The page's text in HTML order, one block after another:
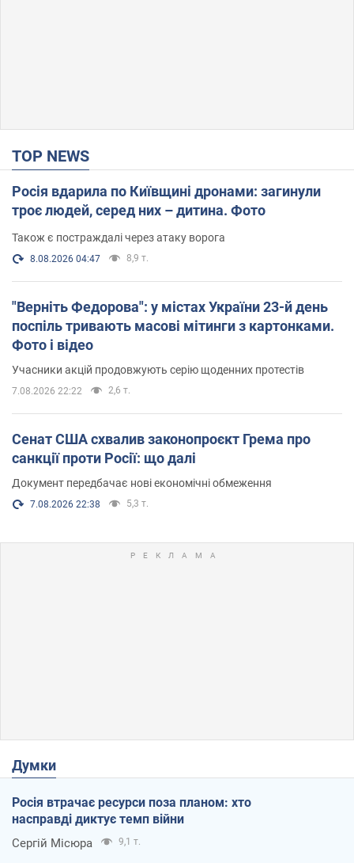
TOP NEWS
Росія вдарила по Київщині дронами: загинули
троє людей, серед них – дитина. Фото
Також є постраждалі через атаку ворога
8.08.2026 04:47 8,9 т.
"Верніть Федорова": у містах України 23-й день
поспіль тривають масові мітинги з картонками.
Фото і відео
Учасники акцій продовжують серію щоденних протестів
7.08.2026 22:22 2,6 т.
Сенат США схвалив законопроєкт Грема про
санкції проти Росії: що далі
Документ передбачає нові економічні обмеження
7.08.2026 22:38 5,3 т.
Думки
Росія втрачає ресурси поза планом: хто
насправді диктує темп війни
Сергій Місюра 9,1 т.